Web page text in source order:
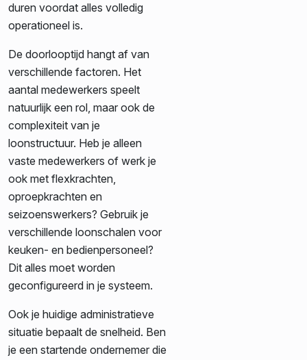
duren voordat alles volledig
operationeel is.
De doorlooptijd hangt af van
verschillende factoren. Het
aantal medewerkers speelt
natuurlijk een rol, maar ook de
complexiteit van je
loonstructuur. Heb je alleen
vaste medewerkers of werk je
ook met flexkrachten,
oproepkrachten en
seizoenswerkers? Gebruik je
verschillende loonschalen voor
keuken- en bedienpersoneel?
Dit alles moet worden
geconfigureerd in je systeem.
Ook je huidige administratieve
situatie bepaalt de snelheid. Ben
je een startende ondernemer die